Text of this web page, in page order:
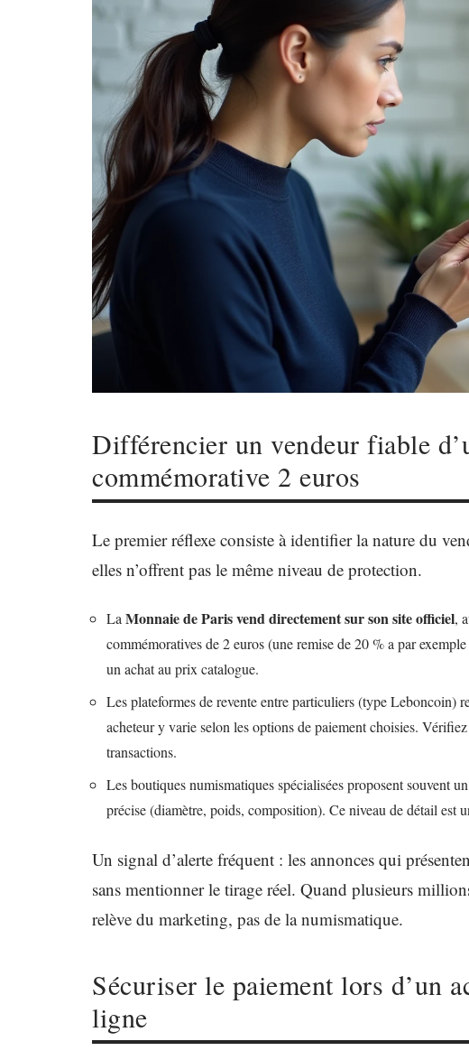
Différencier un vendeur fiable
commémorative 2 euros
Le premier réflexe consiste à identifier la nature du
elles n’offrent pas le même niveau de protection.
La Monnaie de Paris vend directement sur son site officiel,
commémoratives de 2 euros (une remise de 20 % a par
un achat au prix catalogue.
Les plateformes de revente entre particuliers (type Leboncoin)
acheteur y varie selon les options de paiement choisies.
transactions.
Les boutiques numismatiques spécialisées proposent souvent
précise (diamètre, poids, composition). Ce niveau de détail est
Un signal d’alerte fréquent : les annonces qui
sans mentionner le tirage réel. Quand plusieurs
relève du marketing, pas de la numismatique.
Sécuriser le paiement lors d’un
ligne